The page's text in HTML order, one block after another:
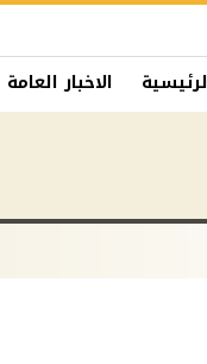
الاخبار العامة